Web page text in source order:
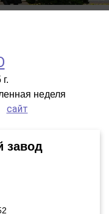
неделя
сайт
завод